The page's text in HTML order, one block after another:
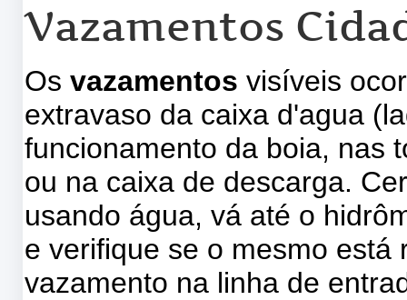
Vazamentos
Osvazamentos visíveis
extravaso da caixa d'agua
funcionamento da boia, nas
ou na caixa de descarga.
usando água, vá até o
e verifique se o mesmo está
vazamento na linha de